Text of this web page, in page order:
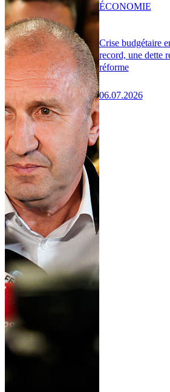
Crise budgétaire
record, une dette
réforme
06.07.2026
ÉCONOMIE